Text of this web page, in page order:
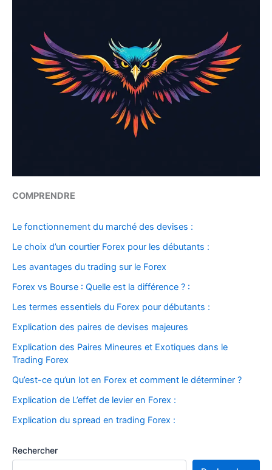
COMPRENDRE
Le fonctionnement du marché des devises :
Le choix d’un courtier Forex pour les débutants :
Les avantages du trading sur le Forex
Forex vs Bourse : Quelle est la différence ? :
Les termes essentiels du Forex pour débutants :
Explication des paires de devises majeures
Explication des Paires Mineures et Exotiques dans le
Trading Forex
Qu’est-ce qu’un lot en Forex et comment le déterminer ?
Explication de L’effet de levier en Forex :
Explication du spread en trading Forex :
Rechercher